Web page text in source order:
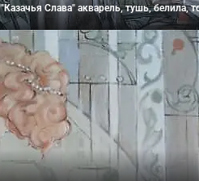
"Молодой казак" из серии картин "Казачья Слава" акварель,